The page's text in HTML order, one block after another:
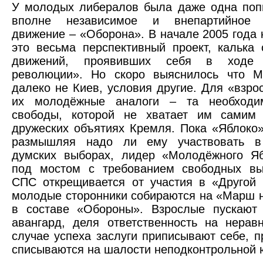
У молодых либералов была даже одна
вполне независимое и внепартийное
движение – «Оборона». В начале 2005 года
это весьма перспективный проект, калька
движений, проявивших себя в ходе
революции». Но скоро выяснилось что
далеко не Киев, условия другие. Для
их молодёжные аналоги – та
свободы, которой не хватает им
дружеских объятиях Кремля. Пока
размышляя надо ли ему участвовать
думских выборах, лидер «Молодёжного
под мостом с требованием свободных
СПС открещивается от участия в «Другой
молодые сторонники собираются на «Марш
в составе «Обороны». Взрослые
авангард, деля ответственность на
случае успеха заслуги приписывают себе,
списываются на шалости неподконтрольной